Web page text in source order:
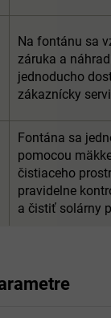
Na fontánu sa
záruka a
jednoducho
zákaznícky
Fontána sa
pomocou
čistiaceho
pravidelne
a čistiť solárny